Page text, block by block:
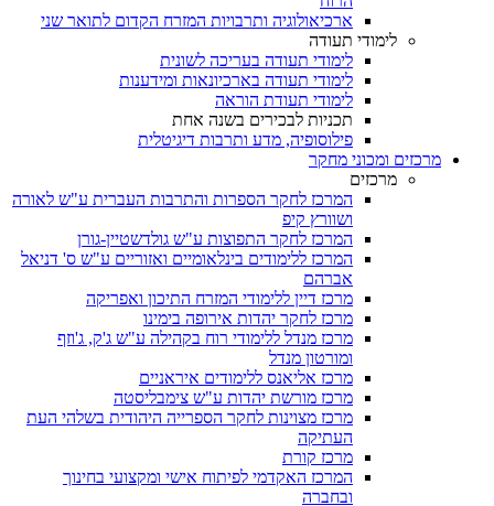
ארכיאולוגיה ותרבויות המזרח הקדום לתואר שני
לימודי תעודה
לימודי תעודה בעריכה לשונית
לימודי תעודה בארכיונאות ומידענות
לימודי תעודת הוראה
תכניות לבכירים בשנה אחת
פילוסופיה, מדע ותרבות דיגיטלית
מרכזים ומכוני מחקר
מרכזים
המרכז לחקר הספרות והתרבות העברית ע"ש לאורה
ושוורץ קיפ
המרכז לחקר התפוצות ע"ש גולדשטיין-גורן
המרכז ללימודים בינלאומיים ואזוריים ע"ש ס' דניאל
אברהם
מרכז דיין ללימודי המזרח התיכון ואפריקה
מרכז לחקר יהדות אירופה בימינו
מרכז מנדל ללימודי רוח בקהילה ע"ש ג'ק, ג'וזף
ומורטון מנדל
מרכז אליאנס ללימודים איראניים
מרכז מורשת יהדות ע"ש צימבליסטה
מרכז מצוינות לחקר הספרייה היהודית בשלהי העת
העתיקה
מרכז קורת
המרכז האקדמי לפיתוח אישי ומקצועי בחינוך
ובחברה